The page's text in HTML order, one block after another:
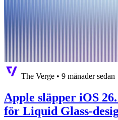
The Verge • 9 månader sedan
Apple släpper iOS
för Liquid Glass-